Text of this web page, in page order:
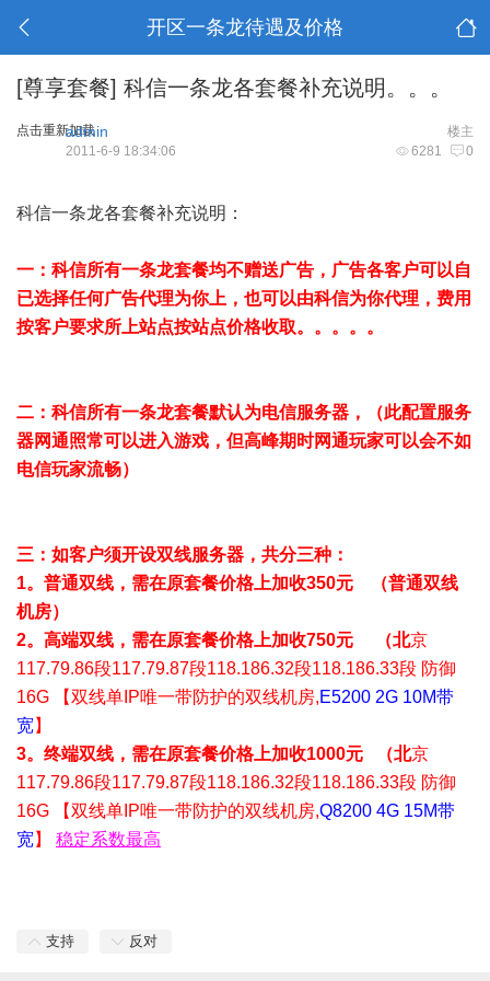
开区一条龙待遇及价格
[尊享套餐] 科信一条龙各套餐补充说明。。。
点击重新加载 楼主
admin
6281 0
2011-6-9 18:34:06
科信一条龙各套餐补充说明：
一：科信所有一条龙套餐均不赠送广告，广告各客户可以自
已选择任何广告代理为你上，也可以由科信为你代理，费用
按客户要求所上站点按站点价格收取。。。。。
二：科信所有一条龙套餐默认为电信服务器，（此配置服务
器网通照常可以进入游戏，但高峰期时网通玩家可以会不如
电信玩家流畅）
三：如客户须开设双线服务器，共分三种：
1。普通双线，需在原套餐价格上加收350元 （普通双线
机房）
2。高端双线，需在原套餐价格上加收750元 （北京
117.79.86段117.79.87段118.186.32段118.186.33段 防御
16G 【双线单IP唯一带防护的双线机房,E5200 2G 10M带
宽】
3。终端双线，需在原套餐价格上加收1000元 （北京
117.79.86段117.79.87段118.186.32段118.186.33段 防御
16G 【双线单IP唯一带防护的双线机房,Q8200 4G 15M带
宽】 稳定系数最高
支持 反对